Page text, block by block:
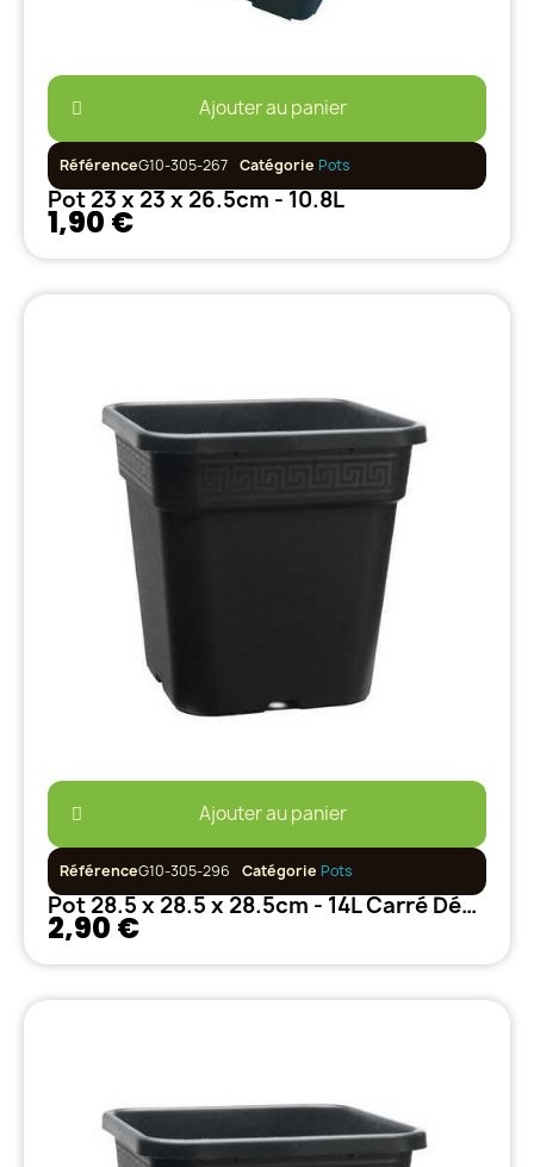
Ajouter au panier
RéférenceG10-305-267 Catégorie Pots
Pot 23 x 23 x 26.5cm - 10.8L
1,90 €
Ajouter au panier
RéférenceG10-305-296 Catégorie Pots
Pot 28.5 x 28.5 x 28.5cm - 14L Carré Décoré
2,90 €